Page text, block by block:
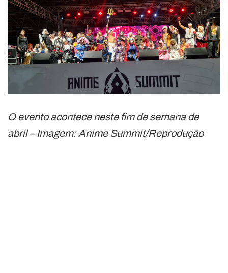
O evento acontece neste fim de semana de
abril – Imagem: Anime Summit/Reprodução